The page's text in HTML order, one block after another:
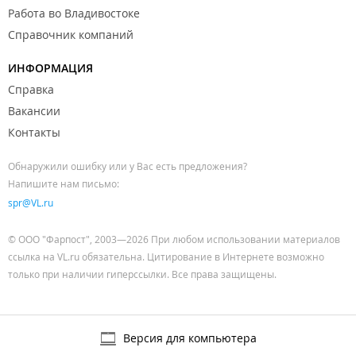
Работа во Владивостоке
Справочник компаний
ИНФОРМАЦИЯ
Справка
Вакансии
Контакты
Обнаружили ошибку или у Вас есть предложения?
Напишите нам письмо:
spr@VL.ru
© ООО "Фарпост", 2003—2026 При любом использовании материалов
ссылка на VL.ru обязательна. Цитирование в Интернете возможно
только при наличии гиперссылки. Все права защищены.
Версия для компьютера